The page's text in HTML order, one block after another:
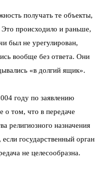
получать те объекты,
происходило и раньше,
был не урегулирован,
вообще без ответа. Они
«в долгий ящик».
году по заявлению
о том, что в передаче
религиозного назначения
государственный орган
не целесообразна.